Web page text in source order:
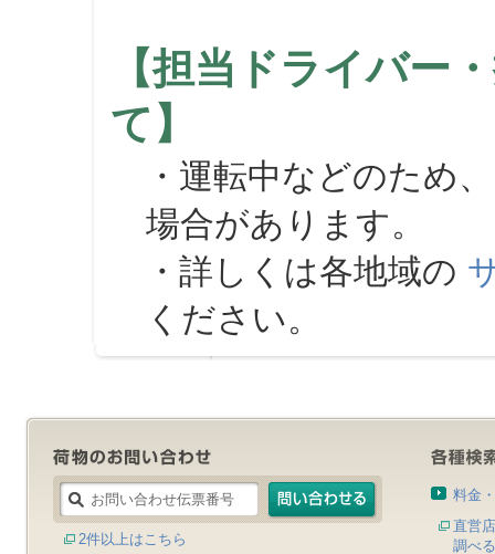
【担当ドライバー
て】
・運転中などのため
場合があります。
・詳しくは各地域の
ください。
2件以上はこちら
料金
直営
調べる